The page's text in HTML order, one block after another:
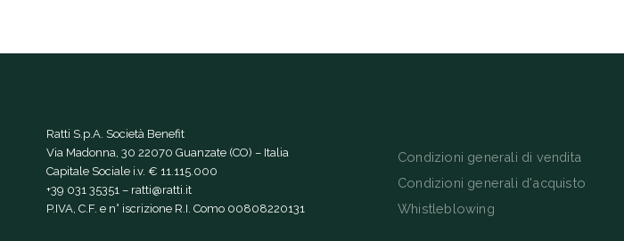
Ratti S.p.A. Società Benefit
Via Madonna, 30 22070 Guanzate (CO) – Italia
Capitale Sociale i.v. € 11.115.000
+39 031 35351 – ratti@ratti.it
P.IVA, C.F. e n° iscrizione R.I. Como 00808220131
Condizioni generali di vendita
Condizioni generali d'acquisto
Whistleblowing